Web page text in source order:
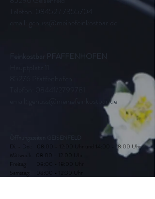
Telefon: 08452 /
Feinkostbar PFAFFENHOFEN
genuss@meinefeinkostbar.de
Öffnungszeiten GEISENFELD
Di. - Do.: 08:00 - 12:00 Uhr und 14:00 - 18:00 Uhr
Mittwoch: 08:00 - 12:00 Uhr
Freitag: 08:00 - 18:00 Uhr
Samstag: 08:00 - 12:30 Uhr